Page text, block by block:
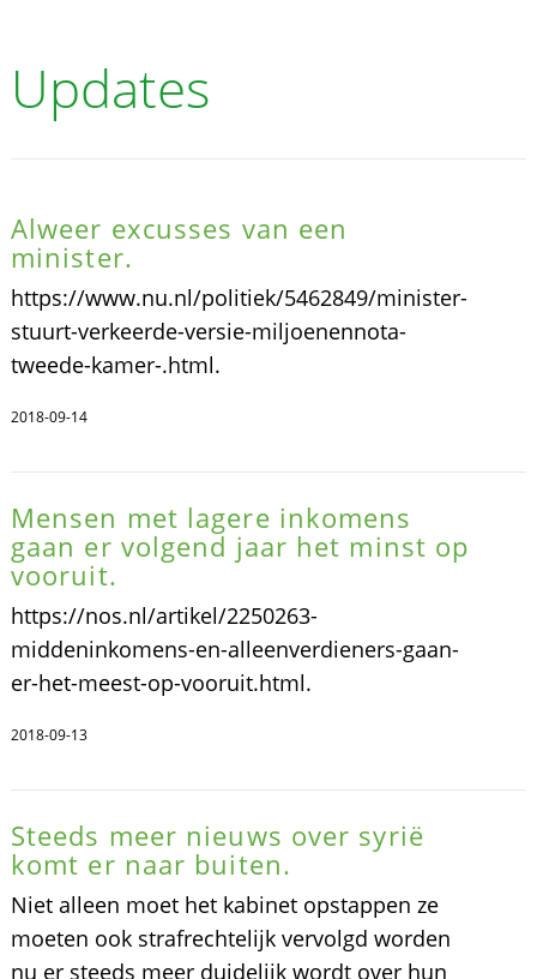
Updates
Alweer excusses van een
minister.
https://www.nu.nl/politiek/5462849/minister-
stuurt-verkeerde-versie-miljoenennota-
tweede-kamer-.html.
2018-09-14
Mensen met lagere inkomens
gaan er volgend jaar het minst op
vooruit.
https://nos.nl/artikel/2250263-
middeninkomens-en-alleenverdieners-gaan-
er-het-meest-op-vooruit.html.
2018-09-13
Steeds meer nieuws over syrië
komt er naar buiten.
Niet alleen moet het kabinet opstappen ze
moeten ook strafrechtelijk vervolgd worden
nu er steeds meer duidelijk wordt over hun